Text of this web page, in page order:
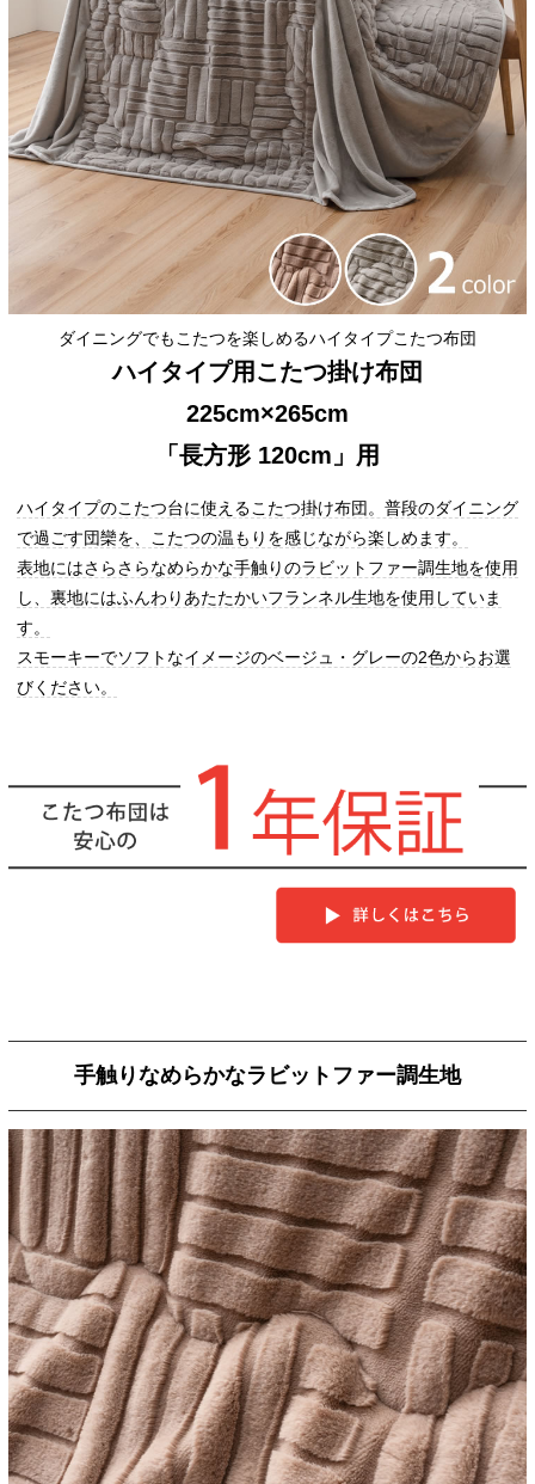
ダイニングでもこたつを楽しめるハイタイプこたつ布団
ハイタイプ用こたつ掛け布団
225cm×265cm
「長方形 120cm」用
ハイタイプのこたつ台に使えるこたつ掛け布団。普段のダイニング
で過ごす団欒を、こたつの温もりを感じながら楽しめます。
表地にはさらさらなめらかな手触りのラビットファー調生地を使用
し、裏地にはふんわりあたたかいフランネル生地を使用していま
す。
スモーキーでソフトなイメージのベージュ・グレーの2色からお選
びください。
手触りなめらかなラビットファー調生地